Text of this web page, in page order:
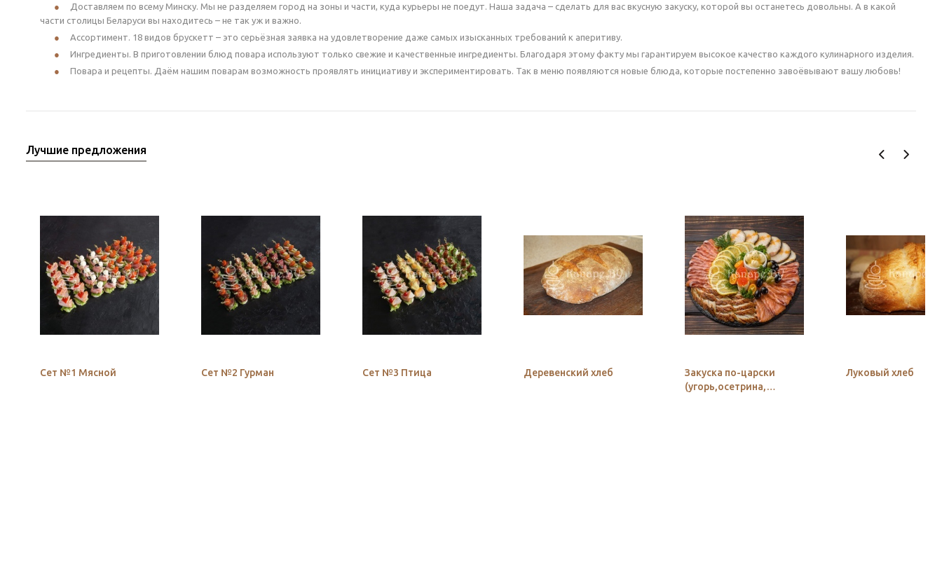
Доставляем по всему Минску. Мы не разделяем город на зоны и части, куда курьеры не поедут. Наша задача – сделать для вас вкусную закуску, которой вы останетесь довольны. А в какой
части столицы Беларуси вы находитесь – не так уж и важно.
Ассортимент. 18 видов брускетт – это серьёзная заявка на удовлетворение даже самых изысканных требований к аперитиву.
Ингредиенты. В приготовлении блюд повара используют только свежие и качественные ингредиенты. Благодаря этому факту мы гарантируем высокое качество каждого кулинарного изделия.
Повара и рецепты. Даём нашим поварам возможность проявлять инициативу и экспериментировать. Так в меню появляются новые блюда, которые постепенно завоёвывают вашу любовь!
Лучшие предложения
Сет №1 Мясной Сет №2 Гурман Сет №3 Птица Деревенский хлеб
Закуска по-царски
(угорь,осетрина,
Луковый хлеб